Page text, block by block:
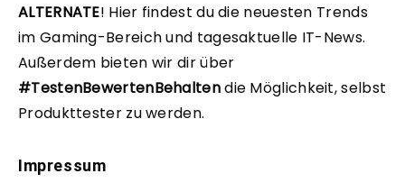
ALTERNATE! Hier findest du die neuesten Trends
im Gaming-Bereich und tagesaktuelle IT-News.
Außerdem bieten wir dir über
#TestenBewertenBehaltendie Möglichkeit, selbst
Produkttester zu werden.
Impressum